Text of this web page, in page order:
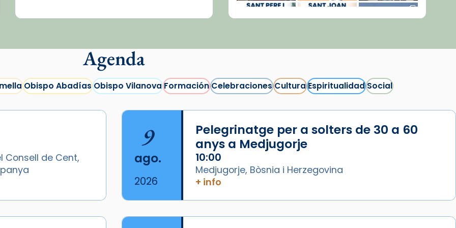
Cargar más...
Agenda
Obispo AbadíasObispo VilanovaFormaciónCelebracionesCulturaEspiritualidadSocial
Consell de Cent,
9
ago.
2026
Pelegrinatge per a solters de 30 a 60
anys a Medjugorje
10:00
Medjugorje, Bòsnia i Herzegovina
+ info